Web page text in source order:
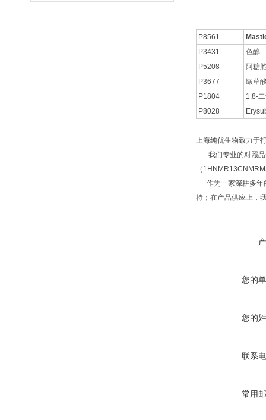
P8561
P3431
色醇
P5208
阿糖
P3677
缬草
P1804
1,8-
P8028
上海纯优生物致力于
我们专业的对照品
（
作为一家深耕多年
持；在产品供应上，
您的
您的
联系
常用